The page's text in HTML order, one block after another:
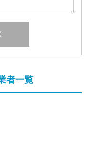
者一覧